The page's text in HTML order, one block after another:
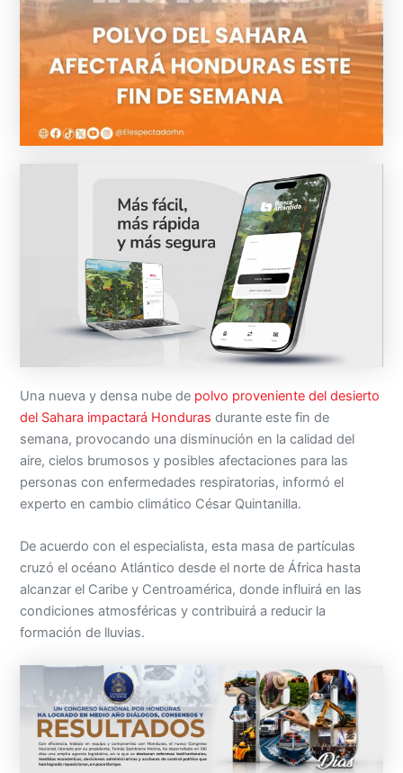
Una nueva y densa nube de polvo proveniente del desierto
del Sahara impactará Honduras durante este fin de
semana, provocando una disminución en la calidad del
aire, cielos brumosos y posibles afectaciones para las
personas con enfermedades respiratorias, informó el
experto en cambio climático César Quintanilla.
De acuerdo con el especialista, esta masa de partículas
cruzó el océano Atlántico desde el norte de África hasta
alcanzar el Caribe y Centroamérica, donde influirá en las
condiciones atmosféricas y contribuirá a reducir la
formación de lluvias.